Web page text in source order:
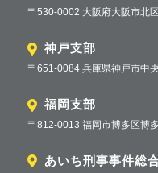
〒530-0002 大阪府大阪市北
神戸支部
〒651-0084 兵庫県神戸市中
福岡支部
〒812-0013 福岡市博多区博
あいち刑事事件総